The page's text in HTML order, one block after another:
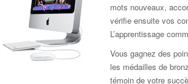
mots nouveaux,
vérifie ensuite vos
L’apprentissage
Vous gagnez des
les médailles de
témoin de votre